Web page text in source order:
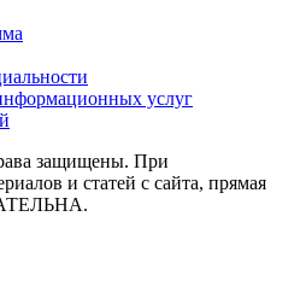
услуг
защищены. При
и статей с сайта, прямая